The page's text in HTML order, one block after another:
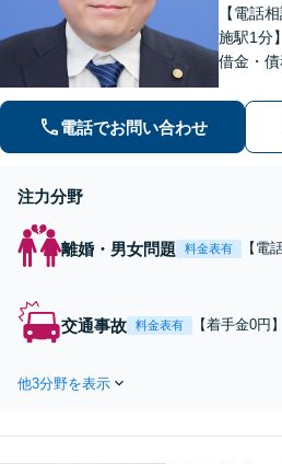
【電話
施駅1分
借金・債
料金体
野も！
まで味
電話でお問い合わせ
注力分野
離婚・男女問題 料金表有
【電
や婚
の請
交通事故 料金表有
【着手金0円
も。交通事故
他3分野を表示